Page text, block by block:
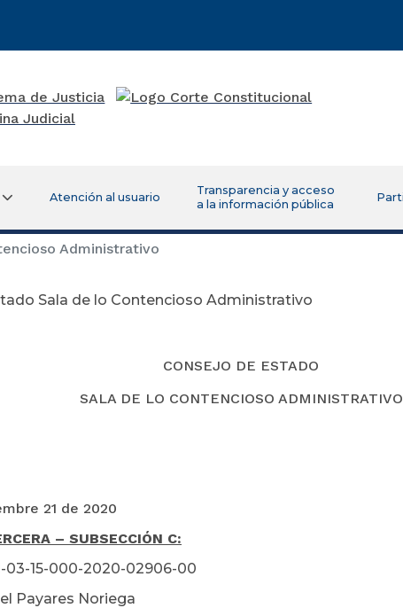
Atención al usuario
Transparencia y acceso
a la información pública
Administrativo
Sala de lo Contencioso Administrativo
CONSEJO DE ESTADO
SALA DE LO CONTENCIOSO ADMINISTRATIVO
21 de 2020
– SUBSECCIÓN C:
03-15-000-2020-02906-00
Payares Noriega